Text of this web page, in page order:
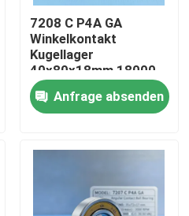
7208 C P4A GA
Winkelkontakt
Kugellager
40x80x18mm 18000
Drehzahl pro Sekunde
für
Hochleistungsmaschinen
Anfrage absenden